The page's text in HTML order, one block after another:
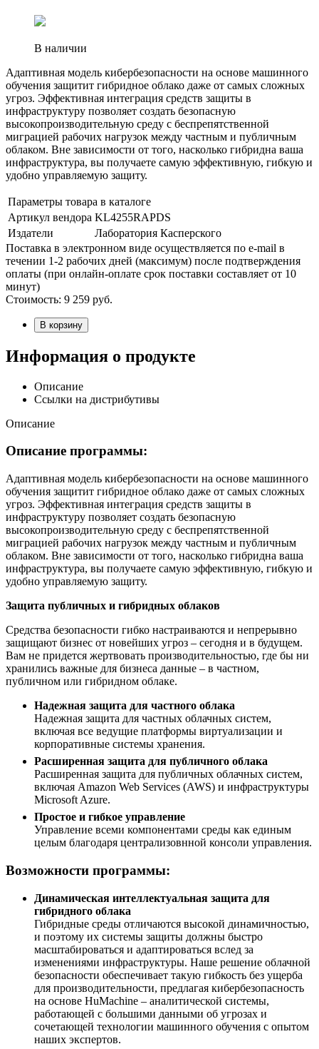
В наличии
Адаптивная модель кибербезопасности на основе машинного
обучения защитит гибридное облако даже от самых сложных
угроз. Эффективная интеграция средств защиты в
инфраструктуру позволяет создать безопасную
высокопроизводительную среду с беспрепятственной
миграцией рабочих нагрузок между частным и публичным
облаком. Вне зависимости от того, насколько гибридна ваша
инфраструктура, вы получаете самую эффективную, гибкую и
удобно управляемую защиту.
Параметры товара в каталоге
Артикул вендора KL4255RAPDS
Издатели
Лаборатория Касперского
Поставка в электронном виде осуществляется по e-mail в
течении 1-2 рабочих дней (максимум) после подтверждения
оплаты (при онлайн-оплате срок поставки составляет от 10
минут)
Стоимость: 9 259 руб.
В корзину
Информация о продукте
Описание
Ссылки на дистрибутивы
Описание
Описание программы:
Адаптивная модель кибербезопасности на основе машинного
обучения защитит гибридное облако даже от самых сложных
угроз. Эффективная интеграция средств защиты в
инфраструктуру позволяет создать безопасную
высокопроизводительную среду с беспрепятственной
миграцией рабочих нагрузок между частным и публичным
облаком. Вне зависимости от того, насколько гибридна ваша
инфраструктура, вы получаете самую эффективную, гибкую и
удобно управляемую защиту.
Защита публичных и гибридных облаков
Средства безопасности гибко настраиваются и непрерывно
защищают бизнес от новейших угроз – сегодня и в будущем.
Вам не придется жертвовать производительностью, где бы ни
хранились важные для бизнеса данные – в частном,
публичном или гибридном облаке.
Надежная защита для частного облака
Надежная защита для частных облачных систем,
включая все ведущие платформы виртуализации и
корпоративные системы хранения.
Расширенная защита для публичного облака
Расширенная защита для публичных облачных систем,
включая Amazon Web Services (AWS) и инфраструктуры
Microsoft Azure.
Простое и гибкое управление
Управление всеми компонентами среды как единым
целым благодаря централизовнной консоли управления.
Возможности программы:
Динамическая интеллектуальная защита для
гибридного облака
Гибридные среды отличаются высокой динамичностью,
и поэтому их системы защиты должны быстро
масштабироваться и адаптироваться вслед за
изменениями инфраструктуры. Наше решение облачной
безопасности обеспечивает такую гибкость без ущерба
для производительности, предлагая кибербезопасность
на основе HuMachine – аналитической системы,
работающей с большими данными об угрозах и
сочетающей технологии машинного обучения с опытом
наших экспертов.